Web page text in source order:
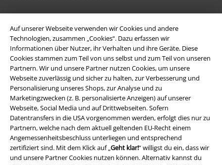
Auf unserer Webseite verwenden wir Cookies und andere
Technologien, zusammen „Cookies“. Dazu erfassen wir
Informationen über Nutzer, ihr Verhalten und ihre Geräte. Diese
Cookies stammen zum Teil von uns selbst und zum Teil von unseren
Partnern. Wir und unsere Partner nutzen Cookies, um unsere
Webseite zuverlässig und sicher zu halten, zur Verbesserung und
Personalisierung unseres Shops, zur Analyse und zu
Marketingzwecken (z. B. personalisierte Anzeigen) auf unserer
Webseite, Social Media und auf Drittwebseiten. Sofern
Datentransfers in die USA vorgenommen werden, erfolgt dies nur zu
Partnern, welche nach dem aktuell geltenden EU-Recht einem
Angemessenheitsbeschluss unterliegen und entsprechend
zertifiziert sind. Mit dem Klick auf „Geht klar!“ willigst du ein, dass wir
und unsere Partner Cookies nutzen können. Alternativ kannst du
Rabatt
E-Mail Newsletter
Greif einen 15%* Gutschein ab, wenn du dich
jetzt anmeldest!
Mehr Infos
Ich bin damit einverstanden, den EMP-Newsletter zu erhalten und willige
ein, dass die E.M.P. Merchandising Handelsgesellschaft mbH meine
personenbezogenen Daten verarbeitet um mich individuell und
regelmäßig über ihr Angebot zu informieren. Die Verarbeitung meiner
personenbezogenen Daten erfolgt entsprechend den Bestimmungen in